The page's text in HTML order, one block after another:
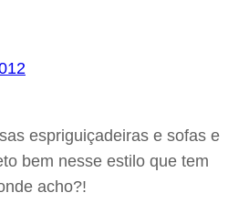
espriguiçadeiras e sofas e
bem nesse estilo que tem
acho?!